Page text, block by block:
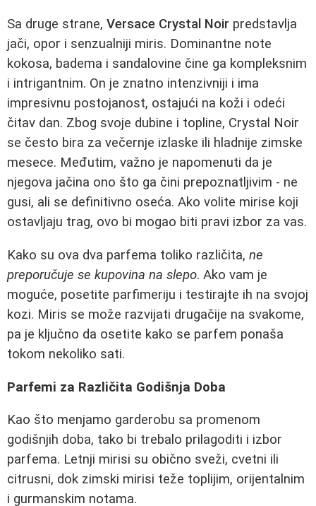
Sa druge strane, Versace Crystal Noir predstavlja
jači, opor i senzualniji miris. Dominantne note
kokosa, badema i sandalovine čine ga kompleksnim
i intrigantnim. On je znatno intenzivniji i ima
impresivnu postojanost, ostajući na koži i odeći
čitav dan. Zbog svoje dubine i topline, Crystal Noir
se često bira za večernje izlaske ili hladnije zimske
mesece. Međutim, važno je napomenuti da je
njegova jačina ono što ga čini prepoznatljivim - ne
gusi, ali se definitivno oseća. Ako volite mirise koji
ostavljaju trag, ovo bi mogao biti pravi izbor za vas.
Kako su ova dva parfema toliko različita, ne
preporučuje se kupovina na slepo. Ako vam je
moguće, posetite parfimeriju i testirajte ih na svojoj
kozi. Miris se može razvijati drugačije na svakome,
pa je ključno da osetite kako se parfem ponaša
tokom nekoliko sati.
Parfemi za Različita Godišnja Doba
Kao što menjamo garderobu sa promenom
godišnjih doba, tako bi trebalo prilagoditi i izbor
parfema. Letnji mirisi su obično sveži, cvetni ili
citrusni, dok zimski mirisi teže toplijim, orijentalnim
i gurmanskim notama.